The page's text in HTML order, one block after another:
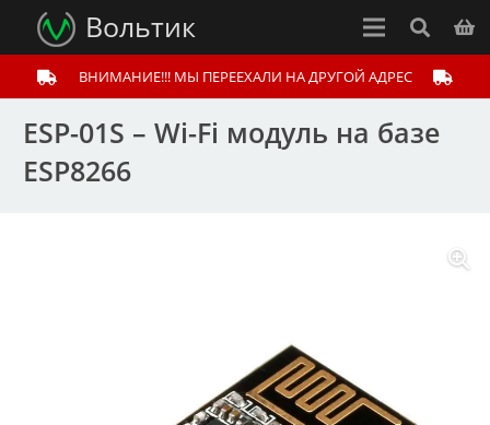
Вольтик
ВНИМАНИЕ!!! МЫ ПЕРЕЕХАЛИ НА ДРУГОЙ АДРЕС
ESP-01S – Wi-Fi модуль на базе
ESP8266